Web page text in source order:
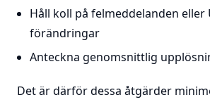
Håll koll på felmeddelanden eller
förändringar
Anteckna genomsnittlig
Det är därför dessa åtgärder